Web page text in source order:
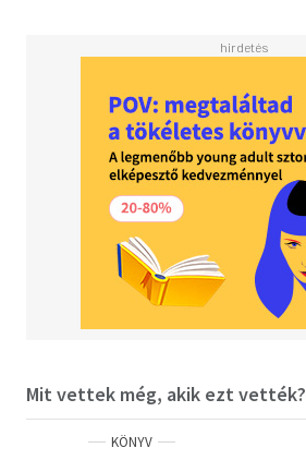
Mit vettek még, akik ezt vették?
KÖNYV